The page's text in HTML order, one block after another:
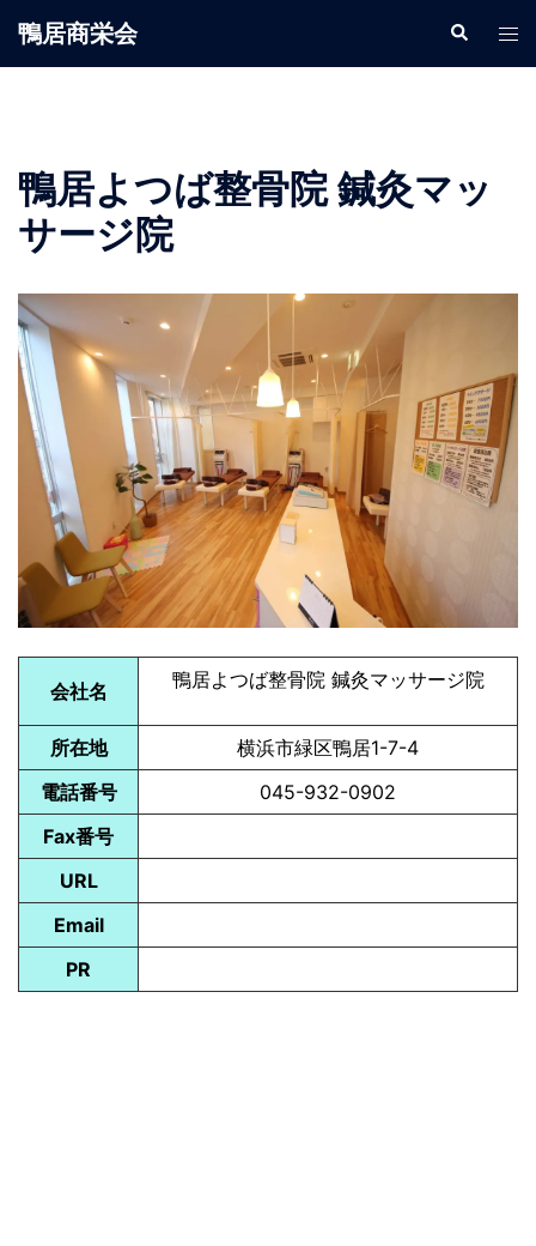
鴨居商栄会
鴨居よつば整骨院 鍼灸マッ
サージ院
会社名 鴨居よつば整骨院 鍼灸マッサージ院
所在地
横浜市緑区鴨居1-7-4
電話番号
045-932-0902
Fax番号
URL
Email
PR